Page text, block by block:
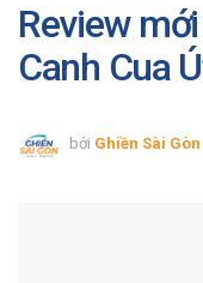
Review
Canh Cua
bởi Ghiền Sài Gòn